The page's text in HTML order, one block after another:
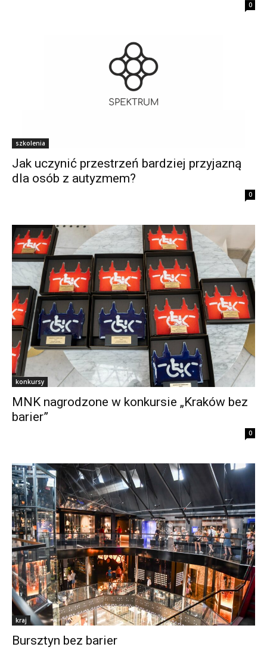
0
szkolenia
Jak uczynić przestrzeń bardziej przyjazną
dla osób z autyzmem?
0
konkursy
MNK nagrodzone w konkursie „Kraków bez
barier”
0
kraj
Bursztyn bez barier